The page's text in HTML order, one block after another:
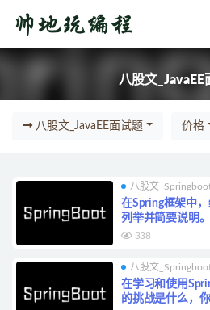
八股文_JavaEE
八股文_JavaEE面试题 价格
八股文
在Spring框架中
列举并简要说明。
338
八股文
在学习和使用
的挑战是什么，